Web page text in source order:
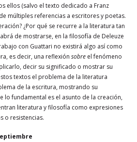
ellos (salvo el texto dedicado a Franz
múltiples referencias a escritores y poetas.
¿Por qué se recurre a la literatura tan
de mostrarse, en la filosofía de Deleuze
con Guattari no existirá algo así como
es decir, una reflexiónsobre el fenómeno
decir su significado o mostrar su
textos el problema de la literatura
de la escritura, mostrando su
lo fundamental es el asunto de la creación,
literatura y filosofía como expresiones
o resistencias.